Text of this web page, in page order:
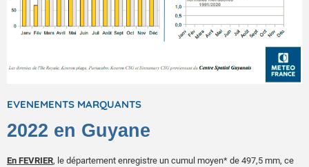
EVENEMENTS MARQUANTS
2022 en Guyane
En FEVRIER, le département enregistre un cumul moyen* de 497,5 mm, ce